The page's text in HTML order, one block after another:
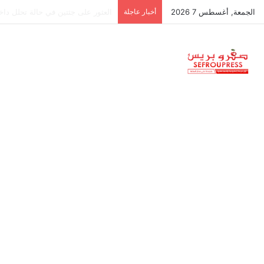
الجمعة, أغسطس 7 2026 أخبار عاجلة